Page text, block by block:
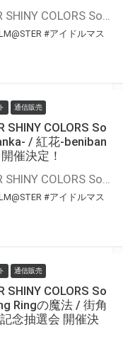
#アイドルマス
通信販売
SHINY COLORS So
/ 紅花-beniban
催決定！
#アイドルマス
通信販売
SHINY COLORS So
Ringの魔法 / 街角
念抽選会 開催決